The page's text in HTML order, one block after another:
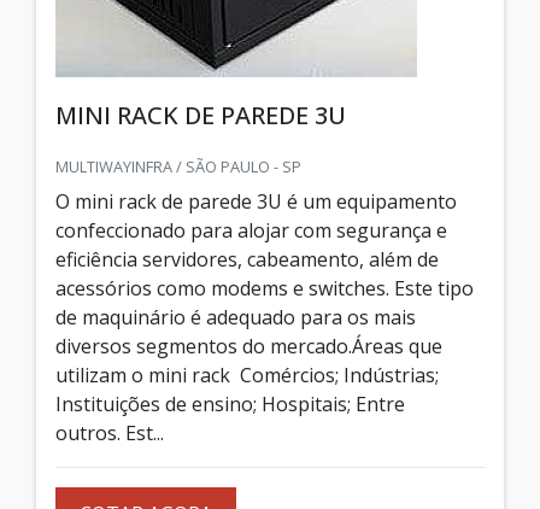
MINI RACK DE PAREDE 3U
MULTIWAYINFRA / SÃO PAULO - SP
O mini rack de parede 3U é um equipamento
confeccionado para alojar com segurança e
eficiência servidores, cabeamento, além de
acessórios como modems e switches. Este tipo
de maquinário é adequado para os mais
diversos segmentos do mercado.Áreas que
utilizam o mini rack Comércios; Indústrias;
Instituições de ensino; Hospitais; Entre
outros. Est...